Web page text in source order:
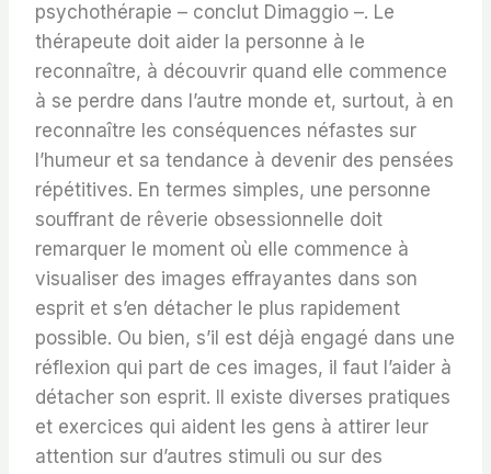
psychothérapie – conclut Dimaggio –. Le
thérapeute doit aider la personne à le
reconnaître, à découvrir quand elle commence
à se perdre dans l’autre monde et, surtout, à en
reconnaître les conséquences néfastes sur
l’humeur et sa tendance à devenir des pensées
répétitives. En termes simples, une personne
souffrant de rêverie obsessionnelle doit
remarquer le moment où elle commence à
visualiser des images effrayantes dans son
esprit et s’en détacher le plus rapidement
possible. Ou bien, s’il est déjà engagé dans une
réflexion qui part de ces images, il faut l’aider à
détacher son esprit. Il existe diverses pratiques
et exercices qui aident les gens à attirer leur
attention sur d’autres stimuli ou sur des